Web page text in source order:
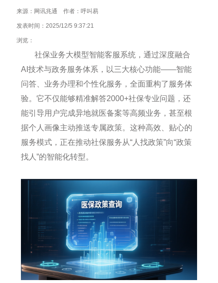
来源：网讯兆通 作者：呼叫易
发表时间：2025/12/5 9:37:21
浏览：
社保业务大模型智能客服系统，通过深度融合
AI技术与政务服务体系，以三大核心功能——智能
问答、业务办理和个性化服务，全面重构了服务体
验。它不仅能够精准解答2000+社保专业问题，还
能引导用户完成异地就医备案等高频业务，甚至根
据个人画像主动推送专属政策。这种高效、贴心的
服务模式，正在推动社保服务从“人找政策”向“政策
找人”的智能化转型。